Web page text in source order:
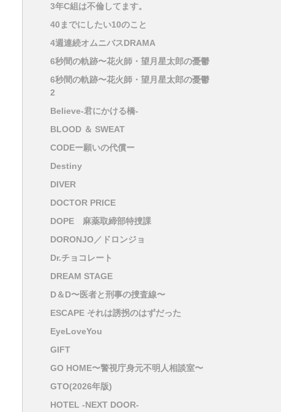
3年C組は不倫してます。
40までにしたい10のこと
4週連続オムニバスDRAMA
6秒間の軌跡〜花火師・望月星太郎の憂鬱
6秒間の軌跡〜花火師・望月星太郎の憂鬱
2
Believe-君にかける橋-
BLOOD ＆ SWEAT
CODEー願いの代償ー
Destiny
DIVER
DOCTOR PRICE
DOPE 麻薬取締部特捜課
DORONJO／ドロンジョ
Dr.チョコレート
DREAM STAGE
D＆D〜医者と刑事の捜査線〜
ESCAPE それは誘拐のはずだった
EyeLoveYou
GIFT
GO HOME〜警視庁身元不明人相談室〜
GTO(2026年版)
HOTEL -NEXT DOOR-